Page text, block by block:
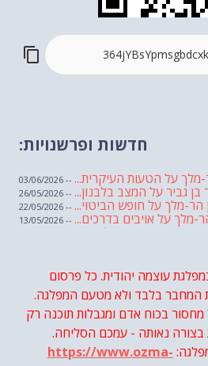
חדשות ופרשנויות:
מלך על הטעות העיקרית... -- 03/06/2026
בן גביר על המצב בלבנון... -- 26/05/2026
הר-מלך על חופש הביטוי... -- 22/05/2026
מלך על אויבים בדרכים... -- 13/05/2026
שבועת אמונים לדעאש
לימור סון הר-מלך על חוק...-- 19/04/2026
בן ארי על פרשת הת...
בן ארי על פרשת הת... -- 10/04/2026
במקום נפילת הטיל.... -- 06/04/2026
חוק עונש מוות למחבלים...-- 29/03/2026
בן ארי על פרשת השבוע ת... -- 27/03/2026
ארי על פרשת השבוע ת...-- 20/03/2026
עוצמה יהודית. כל פרסום
המחבר בלבד ולא מטעם המפלגה.
בכוח אדם ומגבלות תוכנה רק
בצורה נאותה - עמכם הסליחה.
https://www.ozma-